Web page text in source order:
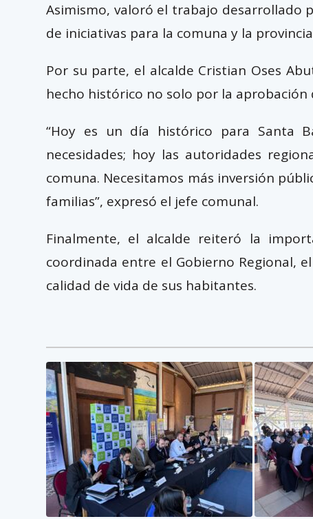
Asimismo, valoró el trabajo desarrollado
de iniciativas para la comuna y la
Por su parte, el alcalde Cristian Oses
hecho histórico no solo por la
“Hoy es un día histórico para Santa
necesidades; hoy las autoridades
comuna. Necesitamos más inversión
familias”, expresó el jefe comunal.
Finalmente, el alcalde reiteró la
coordinada entre el Gobierno Regional,
calidad de vida de sus habitantes.